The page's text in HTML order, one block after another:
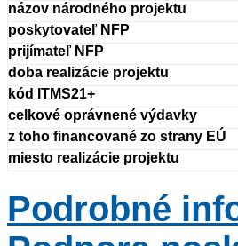
názov národného projektu
poskytovateľ NFP
prijímateľ NFP
doba realizácie projektu
kód ITMS21+
celkové oprávnené výdavky
z toho financované zo strany EÚ
miesto realizácie projektu
Podrobné